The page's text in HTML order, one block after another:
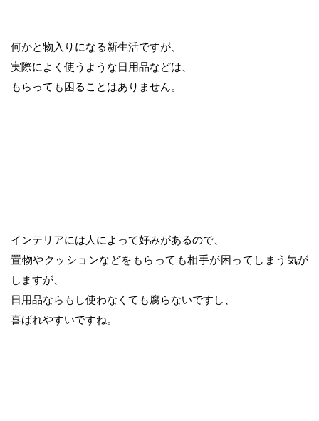
何かと物入りになる新生活ですが、
実際によく使うような日用品などは、
もらっても困ることはありません。
インテリアには人によって好みがあるので、
置物やクッションなどをもらっても相手が困ってしまう気が
しますが、
日用品ならもし使わなくても腐らないですし、
喜ばれやすいですね。